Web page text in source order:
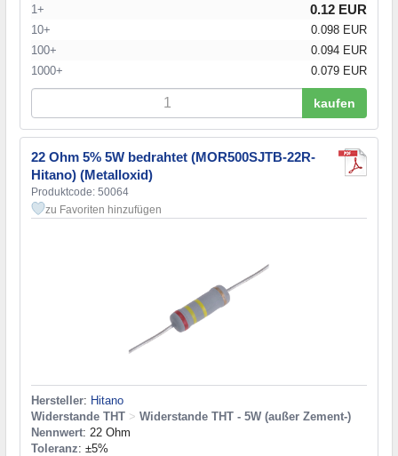
1+ 0.12 EUR
10+
0.098 EUR
100+
0.094 EUR
1000+
0.079 EUR
kaufen
22 Ohm 5% 5W bedrahtet (MOR500SJTB-22R-
Hitano) (Metalloxid)
Produktcode: 50064
zu Favoriten hinzufügen
Hersteller: Hitano
Widerstande THT > Widerstande THT - 5W (außer Zement-)
Nennwert: 22 Ohm
Toleranz: ±5%